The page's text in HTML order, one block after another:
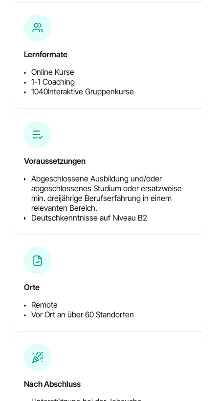
Lernformate
Online Kurse
1-1 Coaching
1040Interaktive Gruppenkurse
Voraussetzungen
Abgeschlossene Ausbildung und/oder
abgeschlossenes Studium oder ersatzweise
min. dreijährige Berufserfahrung in einem
relevanten Bereich.
Deutschkenntnisse auf Niveau B2
Orte
Remote
Vor Ort an über 60 Standorten
Nach Abschluss